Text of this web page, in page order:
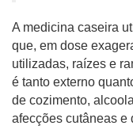
A medicina caseira
que, em dose
utilizadas, raízes e
é tanto externo
de cozimento,
afecções cutâneas e